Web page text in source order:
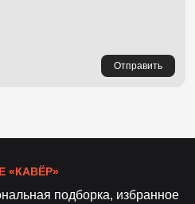
Отправить
«КАВЁР»
подборка, избранное